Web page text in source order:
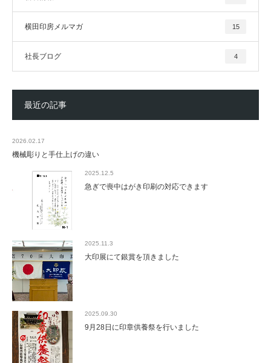
横田印房メルマガ 15
社長ブログ 4
最近の記事
2026.02.17
機械彫りと手仕上げの違い
2025.12.5
急ぎで喪中はがき印刷の対応できます
2025.11.3
大印展にて銀賞を頂きました
2025.09.30
9月28日に印章供養祭を行いました